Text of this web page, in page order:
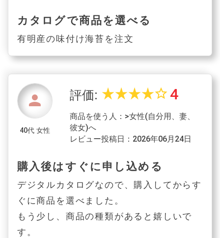
カタログで商品を選べる
有明産の味付け海苔を注文
person
40代 女性
評価: star_ratestar_ratestar_ratestar_ratestar_border 4
商品を使う人：>女性(自分用、妻、
彼女)へ
レビュー投稿日：2026年06月24日
購入後はすぐに申し込める
デジタルカタログなので、購入してからす
ぐに商品を選べました。
もう少し、商品の種類があると嬉しいで
す。